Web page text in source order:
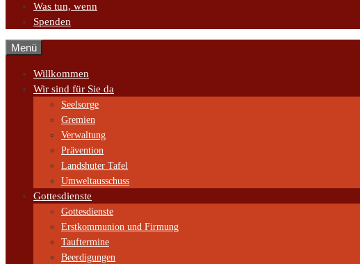
Was tun, wenn
Spenden
Menü
Willkommen
Wir sind für Sie da
Seelsorge
Gremien
Verwaltung
Prävention
Landshuter Tafel
Umweltausschuss
Gottesdienste
Gottesdienste
Erstkommunion und Firmung
Tauftermine
Beerdigungen